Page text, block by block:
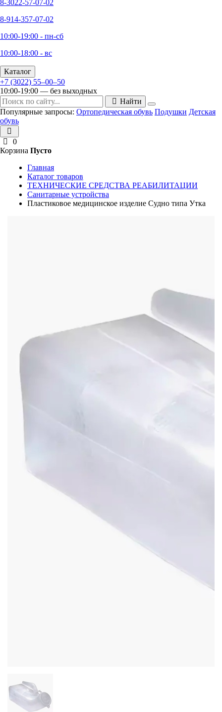
8-3022-57-07-02
8-914-357-07-02
10:00-19:00 - пн-сб
10:00-18:00 - вс
Каталог
+7 (3022) 55‒00‒50
10:00-19:00 — без выходных
Найти
Популярные запросы: Ортопедическая обувь Подушки Детская
обувь
0
Корзина Пусто
Главная
Каталог товаров
ТЕХНИЧЕСКИЕ СРЕДСТВА РЕАБИЛИТАЦИИ
Санитарные устройства
Пластиковое медицинское изделие Судно типа Утка